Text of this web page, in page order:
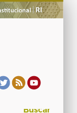
Buscar